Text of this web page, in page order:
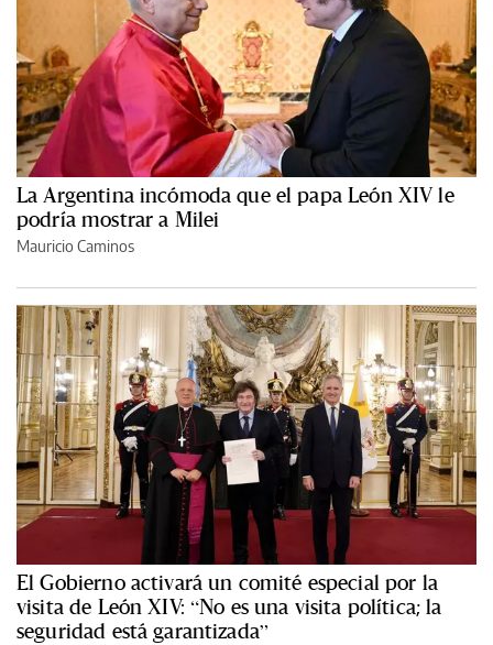
La Argentina incómoda que el papa León XIV le
podría mostrar a Milei
Mauricio Caminos
El Gobierno activará un comité especial por la
visita de León XIV: “No es una visita política; la
seguridad está garantizada”